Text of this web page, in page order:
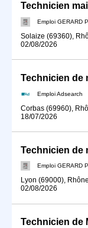
Technicien
Emploi GERARD
Solaize (69360),
02/08/2026
Technicien de
Emploi Adsearch
Corbas (69960),
18/07/2026
Emploi GERARD
Lyon (69000),
02/08/2026
Technicien de